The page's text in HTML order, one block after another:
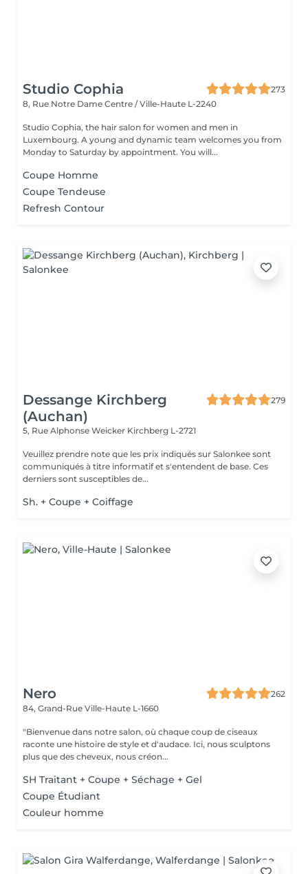
Studio Cophia
273
8, Rue Notre Dame Centre / Ville-Haute L-2240
Studio Cophia, the hair salon for women and men in
Luxembourg. A young and dynamic team welcomes you from
Monday to Saturday by appointment. You will...
Coupe Homme
Coupe Tendeuse
Refresh Contour
Dessange Kirchberg
(Auchan)
279
5, Rue Alphonse Weicker Kirchberg L-2721
Veuillez prendre note que les prix indiqués sur Salonkee sont
communiqués à titre informatif et s'entendent de base. Ces
derniers sont susceptibles de...
Sh. + Coupe + Coiffage
Nero
262
84, Grand-Rue Ville-Haute L-1660
"Bienvenue dans notre salon, où chaque coup de ciseaux
raconte une histoire de style et d'audace. Ici, nous sculptons
plus que des cheveux, nous créon...
SH Traitant + Coupe + Séchage + Gel
Coupe Étudiant
Couleur homme